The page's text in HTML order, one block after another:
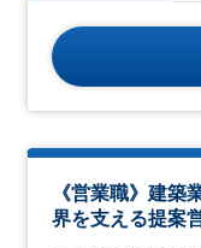
《営業職》建築
界を支える提案